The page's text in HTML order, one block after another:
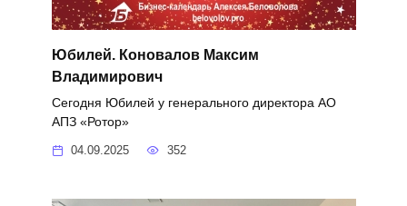
Юбилей. Коновалов Максим
Владимирович
Сегодня Юбилей у генерального директора АО
АПЗ «Ротор»
04.09.2025 352